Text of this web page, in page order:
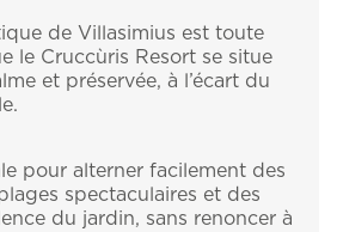
de Villasimius est toute
le Cruccùris Resort se situe
et préservée, à l’écart du
pour alterner facilement des
spectaculaires et des
du jardin, sans renoncer à